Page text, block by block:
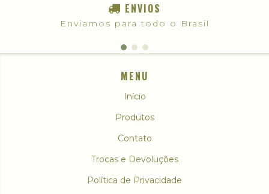
ENVIOS
Enviamos para todo o Brasil
MENU
Início
Produtos
Contato
Trocas e Devoluções
Política de Privacidade